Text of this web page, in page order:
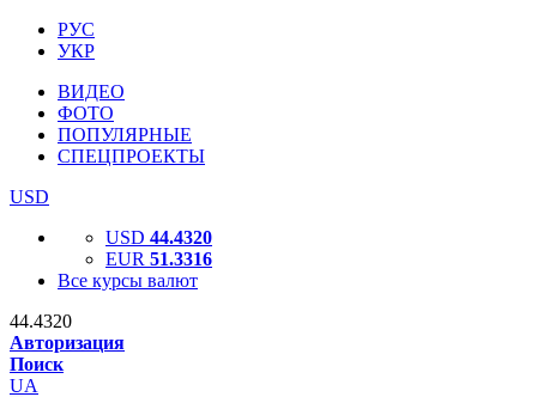
РУС
УКР
ВИДЕО
ФОТО
ПОПУЛЯРНЫЕ
СПЕЦПРОЕКТЫ
USD
USD 44.4320
EUR 51.3316
Все курсы валют
44.4320
Авторизация
Поиск
UA